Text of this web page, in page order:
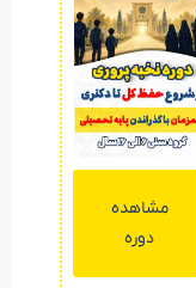
مشاهده
دوره